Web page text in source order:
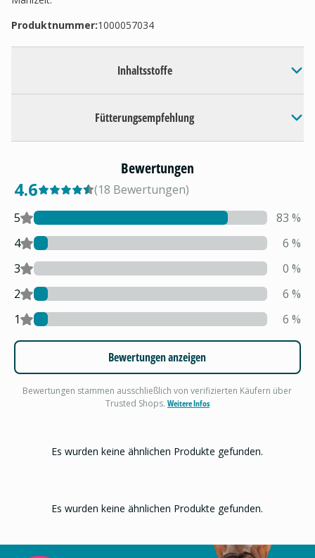
Produktnummer:1000057034
Inhaltsstoffe
Fütterungsempfehlung
Bewertungen
4.6 (18 Bewertungen)
5
83 %
4
6 %
3
0 %
2
6 %
1
6 %
Bewertungen anzeigen
Bewertungen stammen ausschließlich von verifizierten Käufern über
Trusted Shops. Weitere Infos
Es wurden keine ähnlichen Produkte gefunden.
Es wurden keine ähnlichen Produkte gefunden.